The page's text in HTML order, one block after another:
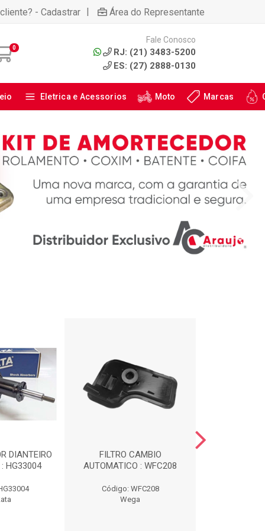
- Cadastrar | Área do Representante
0
Fale Conosco
RJ: (21) 3483-5200
ES: (27) 2888-0130
Eletrica e Acessorios Moto Marcas
DIANTEIRO
: HG33004
FILTRO CAMBIO
AUTOMATICO : WFC208
Código: WFC208
Wega